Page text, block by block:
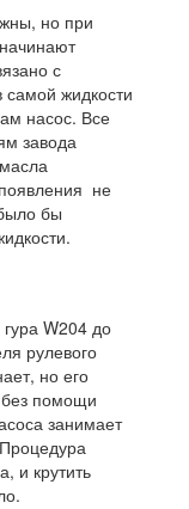
но при
с
самой жидкости
насос. Все
завода
не
бы
W204 до
рулевого
но его
без помощи
занимает
и крутить